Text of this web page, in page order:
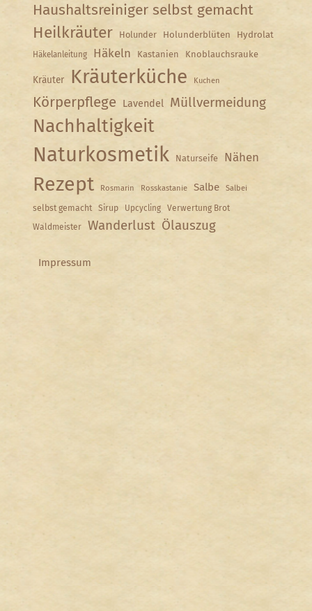
Haushaltsreiniger selbst gemacht
Heilkräuter Holunder Holunderblüten Hydrolat
Häkelanleitung Häkeln Kastanien Knoblauchsrauke
Kräuter Kräuterküche Kuchen
Körperpflege Lavendel Müllvermeidung
Nachhaltigkeit
Naturkosmetik Naturseife Nähen
Rezept Rosmarin Rosskastanie Salbe Salbei
selbst gemacht Sirup Upcycling
Verwertung Brot
Waldmeister
Wanderlust Ölauszug
Impressum